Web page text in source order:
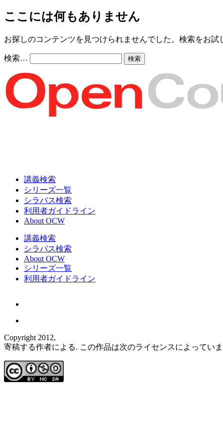
ここには何もありません
お探しのコンテンツを見つけられませんでした。検索をお試
検索…
講義検索
シリーズ一覧
シラバス検索
利用者ガイドライン
About OCW
講義検索
シラバス検索
About OCW
シリーズ一覧
利用者ガイドライン
Copyright 2012,
寄稿する作者による. この作品は次のライセンスによってい